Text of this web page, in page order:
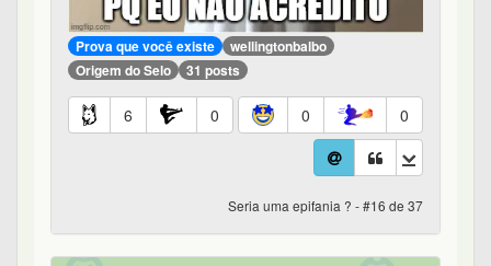
Prova que você existe
wellingtonbalbo
Origem do Selo
31 posts
6 0 0 0
Seria uma epifania ? - #16 de 37